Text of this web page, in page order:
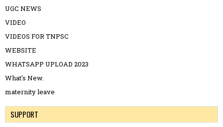
UGC NEWS
VIDEO
VIDEOS FOR TNPSC
WEBSITE
WHATSAPP UPLOAD 2023
What's New.
maternity leave
SUPPORT